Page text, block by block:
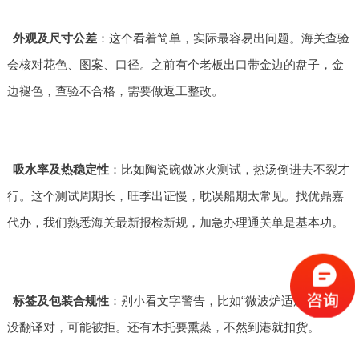
外观及尺寸公差 ：这个看着简单，实际最容易出问题。海关查验
会核对花色、图案、口径。之前有个老板出口带金边的盘子，金
边褪色，查验不合格，需要做返工整改。
吸水率及热稳定性 ：比如陶瓷碗做冰火测试，热汤倒进去不裂才
行。这个测试周期长，旺季出证慢，耽误船期太常见。找优鼎嘉
代办，我们熟悉海关最新报检新规，加急办理通关单是基本功。
标签及包装合规性 ：别小看文字警告，比如“微波炉适用”几个字
没翻译对，可能被拒。还有木托要熏蒸，不然到港就扣货。